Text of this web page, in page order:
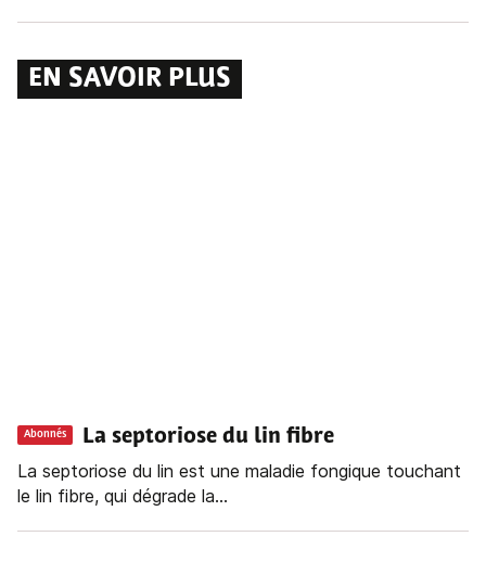
EN SAVOIR PLUS
Abonnés
La septoriose du lin fibre
La septoriose du lin est une maladie fongique touchant
le lin fibre, qui dégrade la...